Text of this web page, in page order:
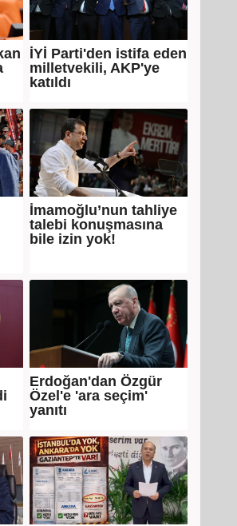
İYİ Parti'den istifa eden
milletvekili, AKP'ye
katıldı
İmamoğlu’nun tahliye
talebi konuşmasına
bile izin yok!
Erdoğan'dan Özgür
Özel'e 'ara seçim'
yanıtı